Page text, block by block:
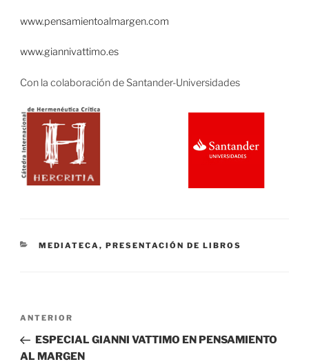
www.pensamientoalmargen.com
www.giannivattimo.es
Con la colaboración de Santander-Universidades
CATEGORÍAS
MEDIATECA,PRESENTACIÓN DE LIBROS
Navegación
entradas
Entrada
anterior:
ANTERIOR
ESPECIAL GIANNI VATTIMO EN PENSAMIENTO
AL MARGEN